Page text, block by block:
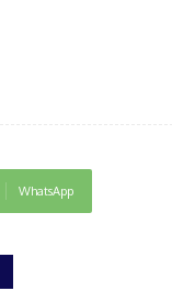
WhatsApp